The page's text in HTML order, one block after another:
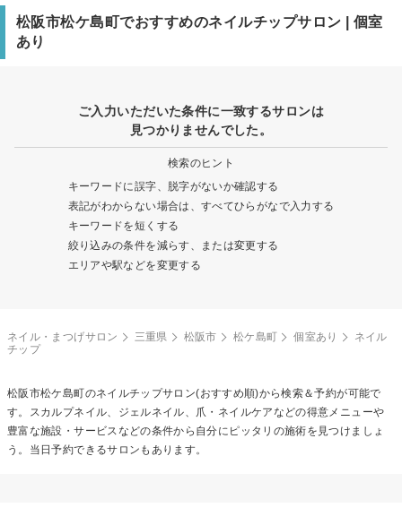
松阪市松ケ島町でおすすめのネイルチップサロン | 個室
あり
ご入力いただいた条件に一致するサロンは
見つかりませんでした。
検索のヒント
キーワードに誤字、脱字がないか確認する
表記がわからない場合は、すべてひらがなで入力する
キーワードを短くする
絞り込みの条件を減らす、または変更する
エリアや駅などを変更する
ネイル・まつげサロン 三重県 松阪市 松ケ島町 個室あり
ネイル
チップ
松阪市松ケ島町のネイルチップサロン(おすすめ順)から検索＆予約が可能で
す。スカルプネイル、ジェルネイル、爪・ネイルケアなどの得意メニューや
豊富な施設・サービスなどの条件から自分にピッタリの施術を見つけましょ
う。当日予約できるサロンもあります。